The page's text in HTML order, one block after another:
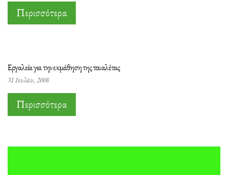
Περισσότερα
Εργαλεία για την εκμάθηση της τουαλέτας
31 Ιουλίου, 2008
Περισσότερα